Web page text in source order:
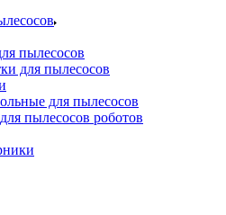
пылесосов
для пылесосов
для пылесосов
пылесосов роботов